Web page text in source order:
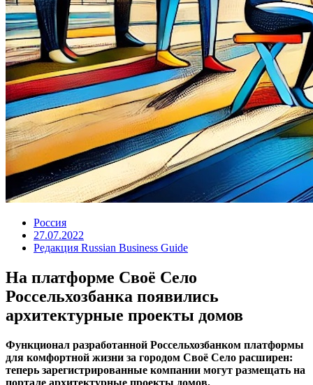
Россия
27.07.2022
Редакция Russian Business Guide
На платформе Своё Село
Россельхозбанка появились
архитектурные проекты домов
Функционал разработанной Россельхозбанком платформы
для комфортной жизни за городом Своё Село расширен:
теперь зарегистрированные компании могут размещать на
портале архитектурные проекты домов.